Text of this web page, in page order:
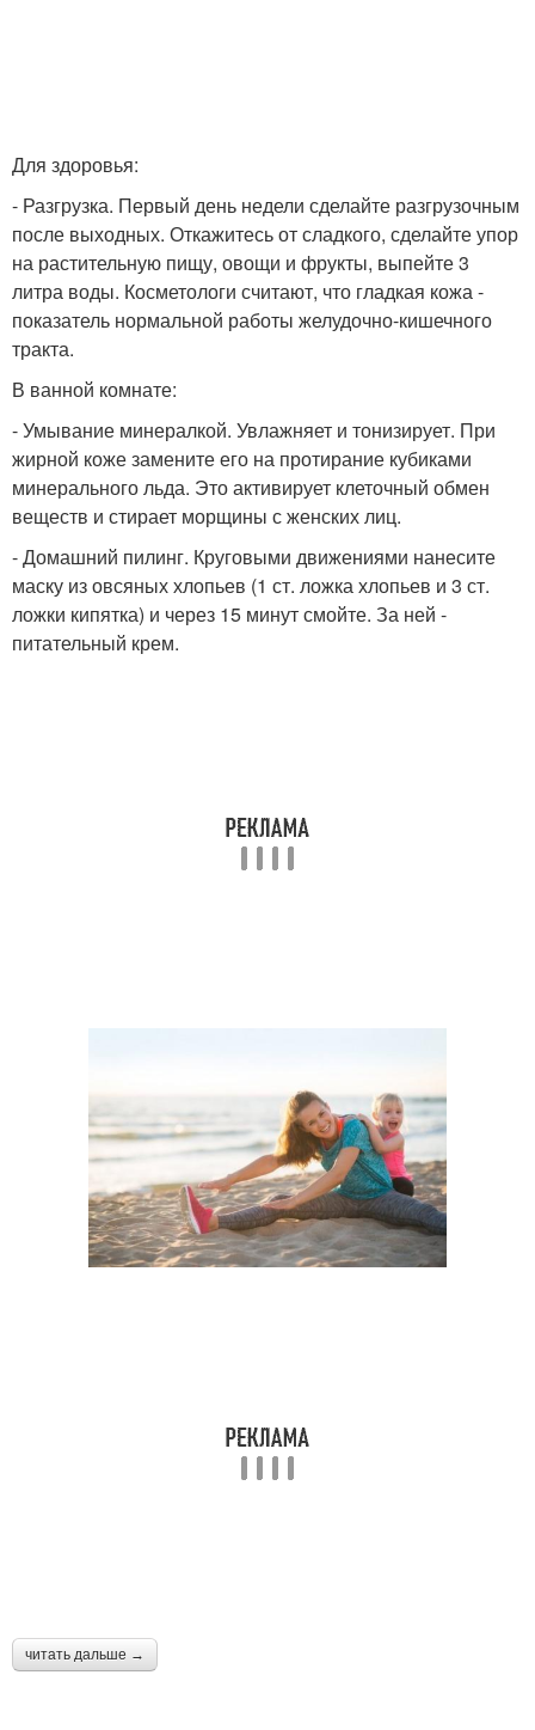
Для здоровья:
- Разгрузка. Первый день недели сделайте разгрузочным
после выходных. Откажитесь от сладкого, сделайте упор
на растительную пищу, овощи и фрукты, выпейте 3
литра воды. Косметологи считают, что гладкая кожа -
показатель нормальной работы желудочно-кишечного
тракта.
В ванной комнате:
- Умывание минералкой. Увлажняет и тонизирует. При
жирной коже замените его на протирание кубиками
минерального льда. Это активирует клеточный обмен
веществ и стирает морщины с женских лиц.
- Домашний пилинг. Круговыми движениями нанесите
маску из овсяных хлопьев (1 ст. ложка хлопьев и 3 ст.
ложки кипятка) и через 15 минут смойте. За ней -
питательный крем.
читать дальше →